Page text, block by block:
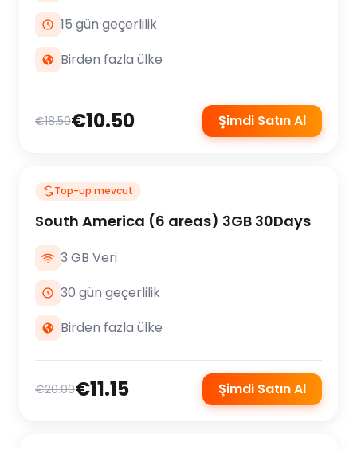
15 gün geçerlilik
Birden fazla ülke
€18.50€10.50 Şimdi Satın Al
Top-up mevcut
South America (6 areas) 3GB 30Days
3 GB Veri
30 gün geçerlilik
Birden fazla ülke
€20.00€11.15 Şimdi Satın Al